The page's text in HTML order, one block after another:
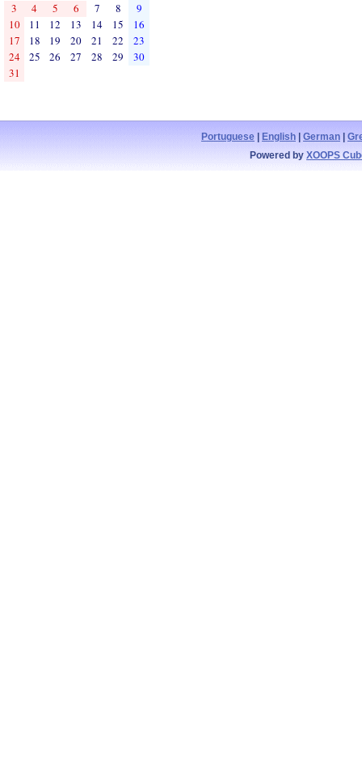
3
4 5 6 7 8
9
10
11 12 13 14 15
16
17
18 19 20 21 22
23
24
25 26 27 28 29
30
31
Portuguese | English | German |
Powered by XOOPS